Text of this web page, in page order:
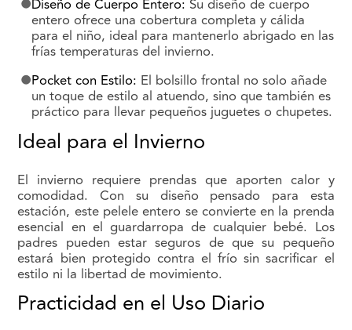
Diseño de Cuerpo Entero: Su diseño de cuerpo
entero ofrece una cobertura completa y cálida
para el niño, ideal para mantenerlo abrigado en las
frías temperaturas del invierno.
Pocket con Estilo: El bolsillo frontal no solo añade
un toque de estilo al atuendo, sino que también es
práctico para llevar pequeños juguetes o chupetes.
Ideal para el Invierno
El invierno requiere prendas que aporten calor y
comodidad. Con su diseño pensado para esta
estación, este pelele entero se convierte en la prenda
esencial en el guardarropa de cualquier bebé. Los
padres pueden estar seguros de que su pequeño
estará bien protegido contra el frío sin sacrificar el
estilo ni la libertad de movimiento.
Practicidad en el Uso Diario